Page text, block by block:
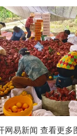
网易新闻 查看更多